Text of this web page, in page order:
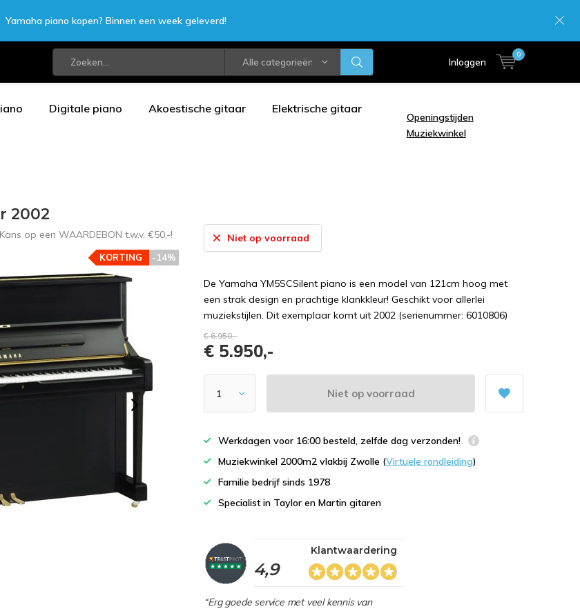
Alle categorieën Inloggen
0
Yamaha piano kopen? Binnen een week geleverd!
Digitale piano Akoestische gitaar Elektrische gitaar
Openingstijden
Muziekwinkel
2002
op een WAARDEBON t.w.v. €50,-!
-14%
KORTING
Niet op voorraad
De Yamaha YM5SCSilent piano is een model van 121cm hoog met
een strak design en prachtige klankkleur! Geschikt voor allerlei
muziekstijlen. Dit exemplaar komt uit 2002 (serienummer: 6010806)
€ 6.950,-
€ 5.950,-
Niet op voorraad
Werkdagen voor 16:00 besteld, zelfde dag verzonden!
Muziekwinkel 2000m2 vlakbij Zwolle (Virtuele rondleiding)
Familie bedrijf sinds 1978
Specialist in Taylor en Martin gitaren
4,9
Klantwaardering
“Erg goede service met veel kennis van